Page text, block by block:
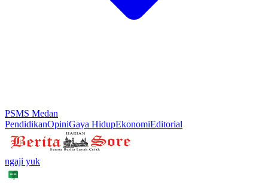
PSMS Medan
PendidikanOpiniGaya HidupEkonomiEditorial
ngaji yuk